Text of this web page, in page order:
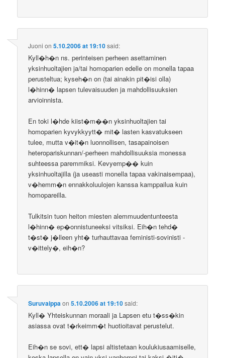
Juoni on5.10.2006 at 19:10said:
Kyll�h�n ns. perinteisen perheen asettaminen
yksinhuoltajien ja/tai homoparien edelle on monella tapaa
perusteltua; kyseh�n on (tai ainakin pit�isi olla)
l�hinn� lapsen tulevaisuuden ja mahdollisuuksien
arvioinnista.
En toki l�hde kiist�m��n yksinhuoltajien tai
homoparien kyvykkyytt� mit� lasten kasvatukseen
tulee, mutta v�it�n luonnollisen, tasapainoisen
heteropariskunnan/-perheen mahdollisuuksia monessa
suhteessa paremmiksi. Kevyemp�� kuin
yksinhuoltajilla (ja useasti monella tapaa vakinaisempaa),
v�hemm�n ennakkoluulojen kanssa kamppailua kuin
homopareilla.
Tulkitsin tuon heiton miesten alemmuudentunteesta
l�hinn� ep�onnistuneeksi vitsiksi. Eih�n tehd�
t�st� j�lleen yht� turhauttavaa feministi-sovinisti -
v�ittely�, eih�n?
Suruvaippa on5.10.2006 at 19:10said:
Kyll� Yhteiskunnan moraali ja Lapsen etu t�ss�kin
asiassa ovat t�rkeimm�t huotioitavat perustelut.
Eih�n se sovi, ett� lapsi altistetaan koulukiusaamiselle,